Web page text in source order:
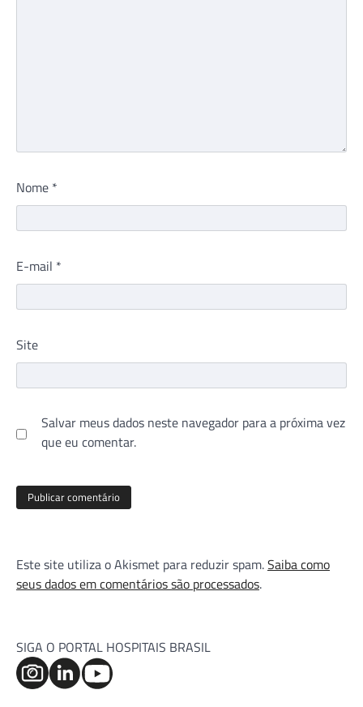
Nome *
E-mail *
Site
Salvar meus dados neste navegador para a próxima vez
que eu comentar.
Este site utiliza o Akismet para reduzir spam.Saiba como
seus dados em comentários são processados.
SIGA O PORTAL HOSPITAIS BRASIL